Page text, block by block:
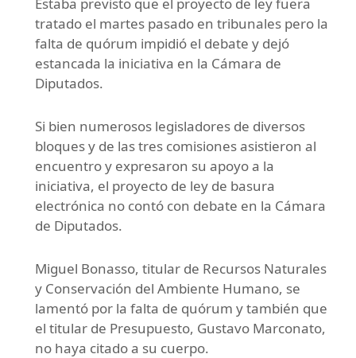
tratado el martes pasado en tribunales pero la
falta de quórum impidió el debate y dejó
estancada la iniciativa en la Cámara de
Diputados.
Si bien numerosos legisladores de diversos
bloques y de las tres comisiones asistieron al
encuentro y expresaron su apoyo a la
iniciativa, el proyecto de ley de basura
electrónica no contó con debate en la Cámara
de Diputados.
Miguel Bonasso, titular de Recursos Naturales
y Conservación del Ambiente Humano, se
lamentó por la falta de quórum y también que
el titular de Presupuesto, Gustavo Marconato,
no haya citado a su cuerpo.